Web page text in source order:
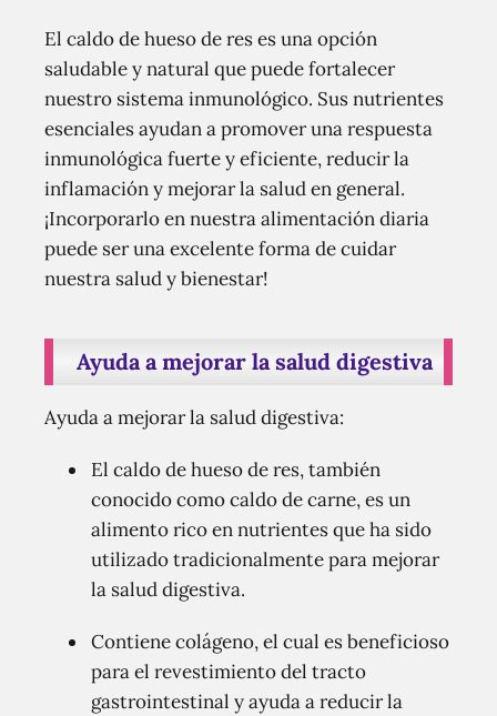
El caldo de hueso de res es una opción
saludable y natural que puede fortalecer
nuestro sistema inmunológico. Sus nutrientes
esenciales ayudan a promover una respuesta
inmunológica fuerte y eficiente, reducir la
inflamación y mejorar la salud en general.
¡Incorporarlo en nuestra alimentación diaria
puede ser una excelente forma de cuidar
nuestra salud y bienestar!
Ayuda a mejorar la salud digestiva
Ayuda a mejorar la salud digestiva:
El caldo de hueso de res, también
conocido como caldo de carne, es un
alimento rico en nutrientes que ha sido
utilizado tradicionalmente para mejorar
la salud digestiva.
Contiene colágeno, el cual es beneficioso
para el revestimiento del tracto
gastrointestinal y ayuda a reducir la